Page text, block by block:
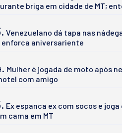
briga em cidade de MT;
Venezuelano dá tapa nas
enforca aniversariente
Mulher é jogada de moto após
com amigo
Ex espanca ex com socos e
cama em MT